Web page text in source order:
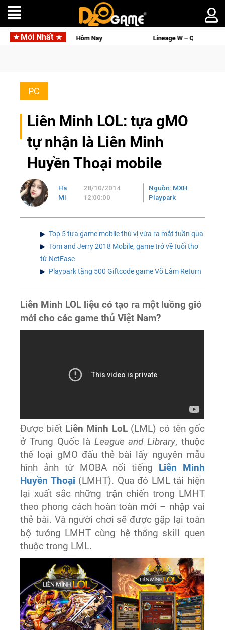
Mới NhấtLineage W – Quyền lực và tài phú sẽ về tay kẻ đoạt được
PC
Liên Minh LOL: tựa gMO
tự nhận là Liên Minh
Huyền Thoại mobile
Ha
Mi
28/10/2014
12:00:00
Nguồn: MXH
Playpark
Top 5 tựa game mobile thú vị vừa ra mắt tuần qua
Tom and Jerry 2018 Mobile, game trở về tuổi thơ
từ NetEase
Playpark tặng 500 Giftcode game Võ Lâm Return
Liên Minh LOL liệu có tạo ra một luồng gió
mới cho các game thủ Việt Nam?
Được biết Liên Minh LoL(LML) có tên gốc
ở Trung Quốc là League and Library, thuộc
thể loại gMO đấu thẻ bài lấy nguyên mẫu
hình ảnh từ MOBA nổi tiếng
Liên Minh
Huyền Thoại (LMHT). Qua đó LML tái hiện
lại xuất sắc những trận chiến trong LMHT
theo phong cách hoàn toàn mới – nhập vai
thẻ bài. Và người chơi sẽ được gặp lại toàn
bộ tướng LMHT cùng hệ thống skill quen
thuộc trong LML.